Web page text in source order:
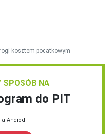
SPOSÓB NA
do PIT
Android
kosztem podatkowym